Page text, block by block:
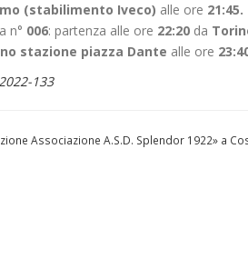
(stabilimento Iveco) alle ore 21:45.
n° 006: partenza alle ore 22:20 da
stazione piazza Dante alle ore
133
Associazione A.S.D. Splendor 1922» a